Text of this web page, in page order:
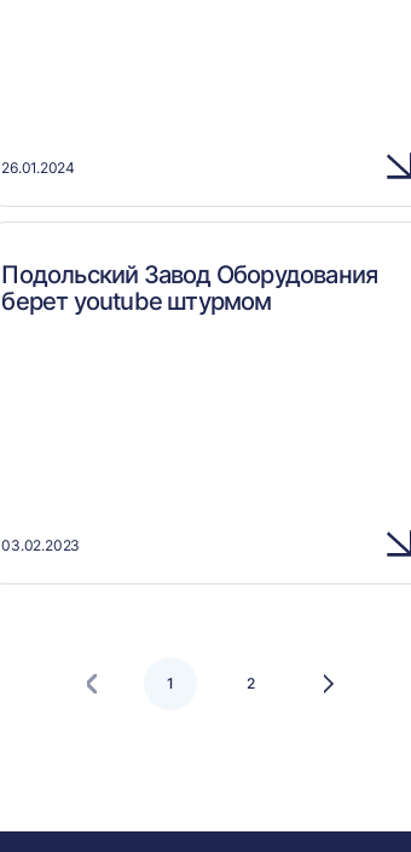
26.01.2024
Подольский Завод Оборудования
берет youtube штурмом
03.02.2023
1 2
Следующая